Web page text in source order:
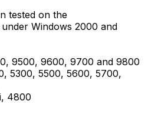
tested on the
Windows 2000 and
9500, 9600, 9700 and 9800
5300, 5500, 5600, 5700,
4800